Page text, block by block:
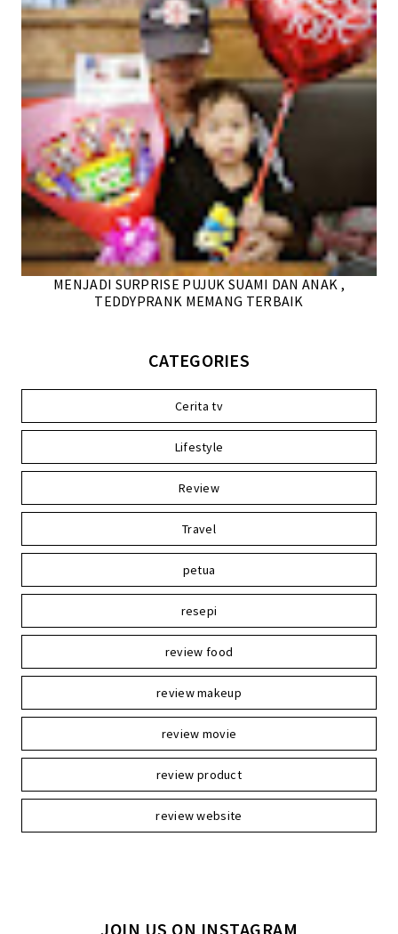
MENJADI SURPRISE PUJUK SUAMI DAN ANAK ,
TEDDYPRANK MEMANG TERBAIK
CATEGORIES
Cerita tv
Lifestyle
Review
Travel
petua
resepi
review food
review makeup
review movie
review product
review website
JOIN US ON INSTAGRAM